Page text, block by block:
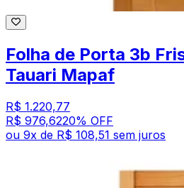
Folha de Porta 3b
Tauari Mapaf
R$ 1.220,77
R$ 976,6220% OFF
ou 9x de R$ 108,51 sem juros